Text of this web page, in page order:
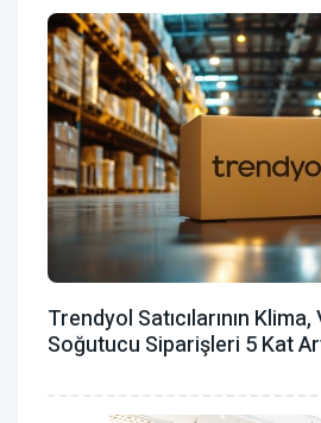
Trendyol Satıcılarının
Soğutucu Siparişleri 5 Kat